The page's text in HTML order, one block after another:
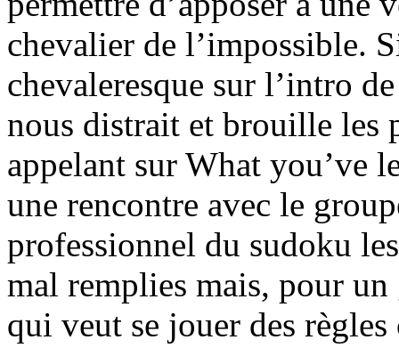
chevalier de l’impossible.
chevaleresque sur l’intro
nous distrait et brouille les
appelant sur What you’ve
une rencontre avec le
professionnel du sudoku
mal remplies mais, pour
qui veut se jouer des